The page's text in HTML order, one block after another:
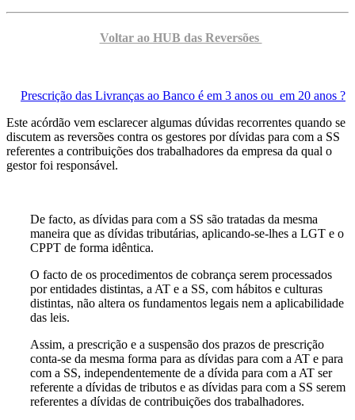
Voltar ao HUB das Reversões
Prescrição das Livranças ao Banco é em 3 anos ou em 20 anos ?
Este acórdão vem esclarecer algumas dúvidas recorrentes quando se
discutem as reversões contra os gestores por dívidas para com a SS
referentes a contribuições dos trabalhadores da empresa da qual o
gestor foi responsável.
De facto, as dívidas para com a SS são tratadas da mesma
maneira que as dívidas tributárias, aplicando-se-lhes a LGT e o
CPPT de forma idêntica.
O facto de os procedimentos de cobrança serem processados
por entidades distintas, a AT e a SS, com hábitos e culturas
distintas, não altera os fundamentos legais nem a aplicabilidade
das leis.
Assim, a prescrição e a suspensão dos prazos de prescrição
conta-se da mesma forma para as dívidas para com a AT e para
com a SS, independentemente de a dívida para com a AT ser
referente a dívidas de tributos e as dívidas para com a SS serem
referentes a dívidas de contribuições dos trabalhadores.